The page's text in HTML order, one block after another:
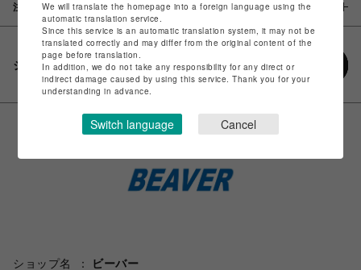
注意事項
シェアする
ショップ名
ビーバー
We will translate the homepage into a foreign language using the
automatic translation service.
Since this service is an automatic translation system, it may not be
translated correctly and may differ from the original content of the
page before translation.
In addition, we do not take any responsibility for any direct or
indirect damage caused by using this service. Thank you for your
understanding in advance.
Switch language Cancel